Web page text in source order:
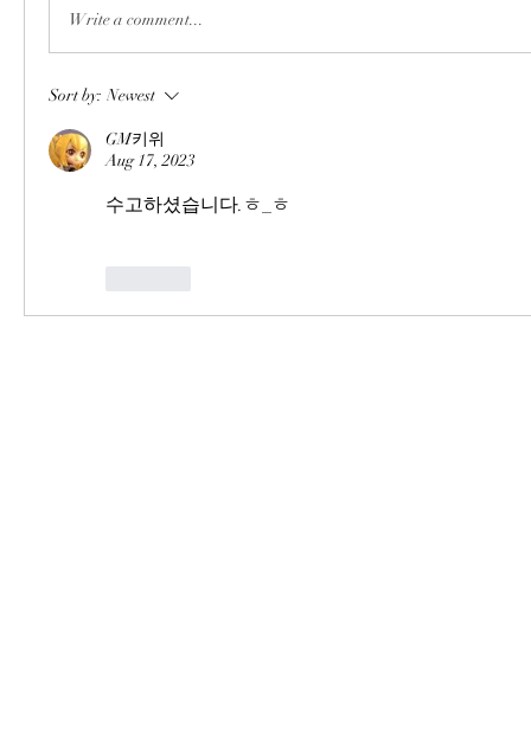
Write a comment...
Sort by: Newest
GM키위
Aug 17, 2023
수고하셨습니다.ㅎ_ㅎ